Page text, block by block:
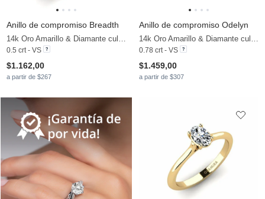
Anillo de compromiso Breadth
14k Oro Amarillo & Diamante cultivado en laboratorio
0.5 crt - VS
$1.162,00
a partir de $267
Anillo de compromiso Odelyn
14k Oro Amarillo & Diamante cultivado en laboratorio
0.78 crt - VS
$1.459,00
a partir de $307